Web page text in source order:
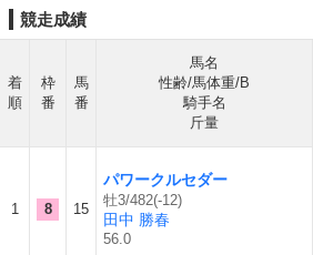
競走成績
着
順
枠
番
馬
番
馬名
性齢/馬体重/B
騎手名
斤量
1 8 15
パワークルセダー
牡3/482(-12)
田中 勝春
56.0